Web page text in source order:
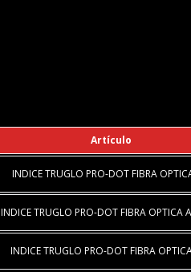
Artículo
INDICE TRUGLO PRO-DOT FIBRA
INDICE TRUGLO PRO-DOT FIBRA OPTICA
INDICE TRUGLO PRO-DOT FIBRA